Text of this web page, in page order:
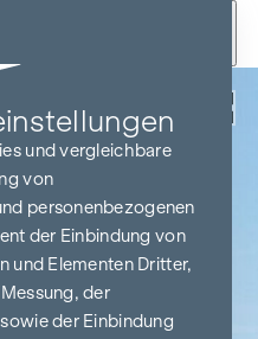
und vergleichbare
von
personenbezogenen
der Einbindung von
und Elementen Dritter,
der
der Einbindung